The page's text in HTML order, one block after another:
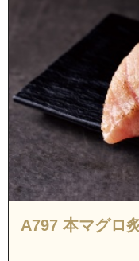
A797 本マグロ